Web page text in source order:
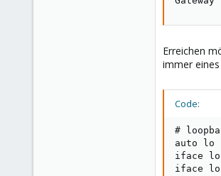
Erreichen
immer
Code:
#
auto lo
iface lo
iface lo